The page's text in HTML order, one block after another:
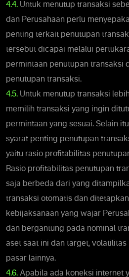
4.4. Untuk menutup transaksi
dan Perusahaan perlu
penting terkait penutupan
tersebut dicapai melalui
permintaan penutupan transaksi
penutupan transaksi.
4.5. Untuk menutup transaksi
memilih transaksi yang ingin
permintaan yang sesuai. Selain
syarat penting penutupan
yaitu rasio profitabilitas
Rasio profitabilitas penutupan
saja berbeda dari yang
transaksi otomatis dan
kebijaksanaan yang wajar
dan bergantung pada nominal
aset saat ini dan target, volatilitas
pasar lainnya.
4.6. Apabila ada koneksi internet